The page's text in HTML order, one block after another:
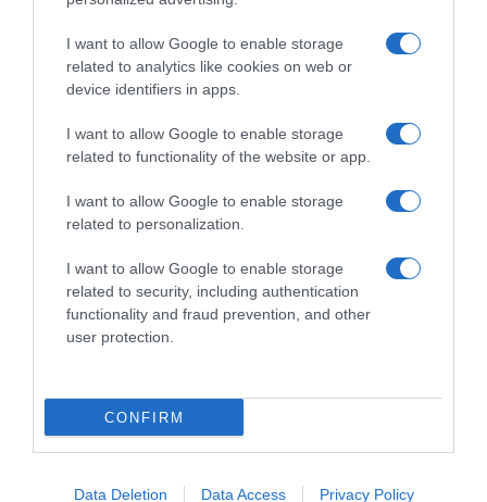
I want to allow Google to enable storage
related to analytics like cookies on web or
device identifiers in apps.
I want to allow Google to enable storage
related to functionality of the website or app.
I want to allow Google to enable storage
related to personalization.
I want to allow Google to enable storage
related to security, including authentication
functionality and fraud prevention, and other
user protection.
CONFIRM
Data Deletion Data Access Privacy Policy